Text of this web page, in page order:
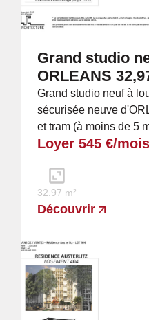
Grand studio
ORLEANS
Grand studio neuf à
sécurisée neuve
et tram (à moins de 5
et du centre ville
Loyer 545 €/mois
32.97 m²
Découvrir